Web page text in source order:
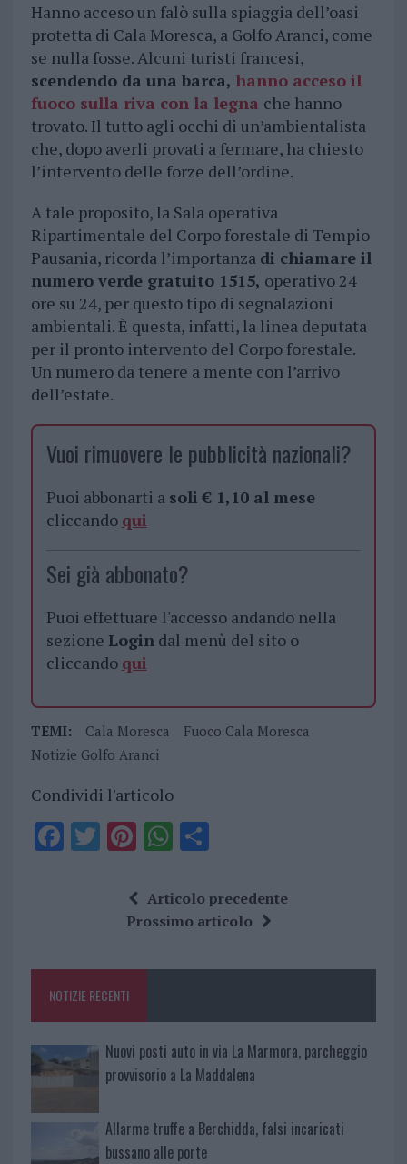
Hanno acceso un falò sulla spiaggia dell’oasi
protetta di Cala Moresca, a Golfo Aranci, come
se nulla fosse. Alcuni turisti francesi,
scendendo da una barca, hanno acceso il
fuocosulla riva con la legna che hanno
trovato. Il tutto agli occhi di un’ambientalista
che, dopo averli provati a fermare, ha chiesto
l’intervento delle forze dell’ordine.
A tale proposito, la Sala operativa
Ripartimentale del Corpo forestale di Tempio
Pausania, ricorda l’importanza di chiamare il
numero verde gratuito 1515, operativo 24
ore su 24, per questo tipo di segnalazioni
ambientali. È questa, infatti, la linea deputata
per il pronto intervento del Corpo forestale.
Un numero da tenere a mente con l’arrivo
dell’estate.
Vuoi rimuovere le pubblicità nazionali?
Puoi abbonarti a soli € 1,10 al mese
cliccando qui
Sei già abbonato?
Puoi effettuare l'accesso andando nella
sezione Logindal menù del sito o
cliccando qui
TEMI: Cala Moresca
Fuoco Cala Moresca
Notizie Golfo Aranci
Condividi l'articolo
F
o
k
T Pi
te
re
W
at
s
p
S
a
re
Articolo precedente
Prossimo articolo
NOTIZIE RECENTI
Nuovi posti auto in via La Marmora, parcheggio
provvisorio a La Maddalena
Allarme truffe a Berchidda, falsi incaricati
bussano alle porte